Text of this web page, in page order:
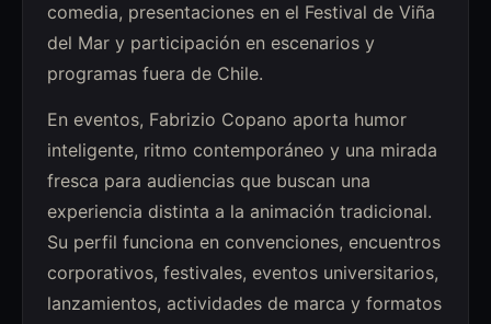
comedia, presentaciones en el Festival de Viña
del Mar y participación en escenarios y
programas fuera de Chile.
En eventos, Fabrizio Copano aporta humor
inteligente, ritmo contemporáneo y una mirada
fresca para audiencias que buscan una
experiencia distinta a la animación tradicional.
Su perfil funciona en convenciones, encuentros
corporativos, festivales, eventos universitarios,
lanzamientos, actividades de marca y formatos